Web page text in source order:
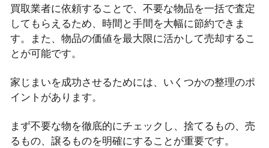
買取業者に依頼することで、不要な物品を一括で査定
してもらえるため、時間と手間を大幅に節約できま
す。また、物品の価値を最大限に活かして売却するこ
とが可能です。
家じまいを成功させるためには、いくつかの整理のポ
イントがあります。
まず不要な物を徹底的にチェックし、捨てるもの、売
るもの、譲るものを明確にすることが重要です。